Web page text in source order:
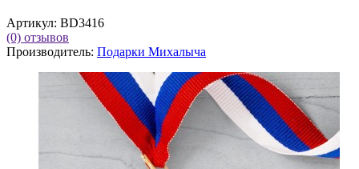
Артикул: BD3416
(0) отзывов
Производитель: Подарки Михалыча